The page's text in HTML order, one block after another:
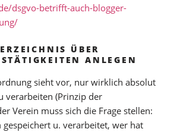
dsgvo-betrifft-auch-blogger-
ÜBER
ANLEGEN
sieht vor, nur wirklich absolut
verarbeiten (Prinzip der
Verein muss sich die Frage stellen:
u. verarbeitet, wer hat